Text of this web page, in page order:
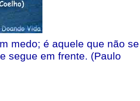
medo; é aquele que não se
segue em frente. (Paulo